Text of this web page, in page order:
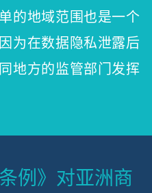
的地域范围也是一个
为在数据隐私泄露后
地方的监管部门发挥
例》对亚洲商